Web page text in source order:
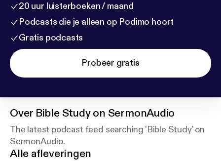
20 uur luisterboeken / maand
Podcasts die je alleen op Podimo hoort
Gratis podcasts
Probeer gratis
Over Bible Study on SermonAudio
The latest podcast feed searching 'Bible Study' on
SermonAudio.
Alle afleveringen